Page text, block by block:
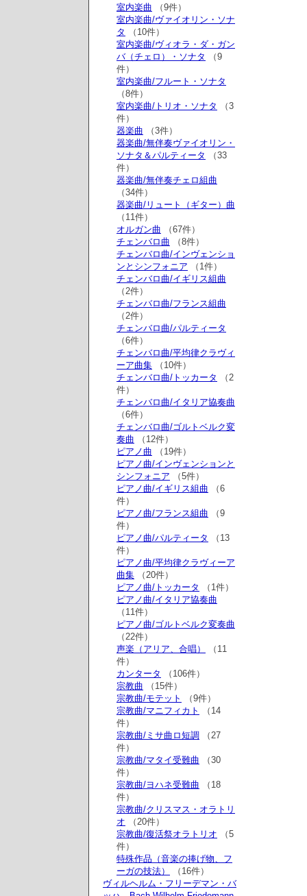
室内楽曲 （9件）
室内楽曲/ヴァイオリン・ソナ
タ
（10件）
室内楽曲/ヴィオラ・ダ・ガン
バ（チェロ）・ソナタ
（9
件）
室内楽曲/フルート・ソナタ
（8件）
室内楽曲/トリオ・ソナタ
（3
件）
器楽曲 （3件）
器楽曲/無伴奏ヴァイオリン・
ソナタ＆パルティータ
（33
件）
器楽曲/無伴奏チェロ組曲
（34件）
器楽曲/リュート（ギター）曲
（11件）
オルガン曲 （67件）
チェンバロ曲 （8件）
チェンバロ曲/インヴェンショ
ンとシンフォニア （1件）
チェンバロ曲/イギリス組曲
（2件）
チェンバロ曲/フランス組曲
（2件）
チェンバロ曲/パルティータ
（6件）
チェンバロ曲/平均律クラヴィ
ーア曲集 （10件）
チェンバロ曲/トッカータ
（2
件）
チェンバロ曲/イタリア協奏曲
（6件）
チェンバロ曲/ゴルトベルク変
奏曲 （12件）
ピアノ曲 （19件）
ピアノ曲/インヴェンションと
シンフォニア （5件）
ピアノ曲/イギリス組曲 （6
件）
ピアノ曲/フランス組曲 （9
件）
ピアノ曲/パルティータ
（13
件）
ピアノ曲/平均律クラヴィーア
曲集 （20件）
ピアノ曲/トッカータ
（1件）
ピアノ曲/イタリア協奏曲
（11件）
ピアノ曲/ゴルトベルク変奏曲
（22件）
声楽（アリア、合唱）
（11
件）
カンタータ
（106件）
宗教曲 （15件）
宗教曲/モテット
（9件）
宗教曲/マニフィカト
（14
件）
宗教曲/ミサ曲ロ短調 （27
件）
宗教曲/マタイ受難曲 （30
件）
宗教曲/ヨハネ受難曲 （18
件）
宗教曲/クリスマス・オラトリ
オ （20件）
宗教曲/復活祭オラトリオ （5
件）
特殊作品（音楽の捧げ物、フ
ーガの技法）
（16件）
ヴィルヘルム・フリーデマン・バ